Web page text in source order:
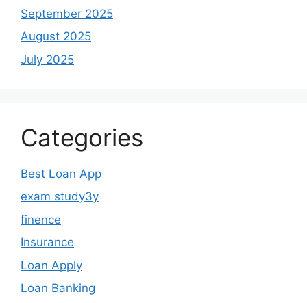
September 2025
August 2025
July 2025
Categories
Best Loan App
exam study3y
finence
Insurance
Loan Apply
Loan Banking